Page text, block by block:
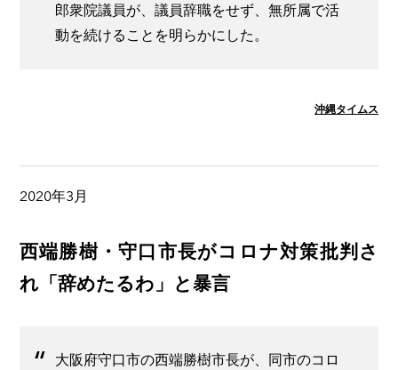
郎衆院議員が、議員辞職をせず、無所属で活
動を続けることを明らかにした。
沖縄タイムス
2020年3月
西端勝樹・守口市長がコロナ対策批判さ
れ「辞めたるわ」と暴言
大阪府守口市の西端勝樹市長が、同市のコロ